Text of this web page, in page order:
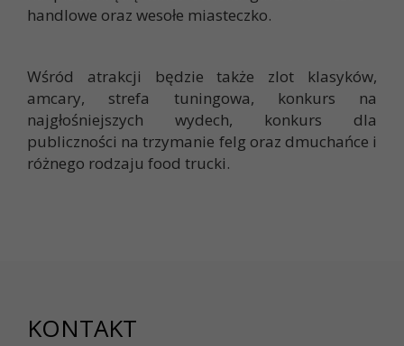
handlowe oraz wesołe miasteczko.
Wśród atrakcji będzie także zlot klasyków,
amcary, strefa tuningowa, konkurs na
najgłośniejszych wydech, konkurs dla
publiczności na trzymanie felg oraz dmuchańce i
różnego rodzaju food trucki.
KONTAKT